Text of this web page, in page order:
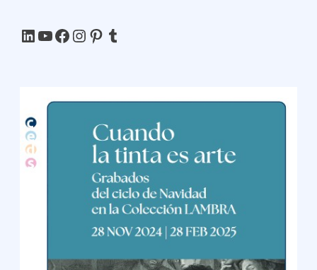
LinkedIn
YouTube
Facebook
Instagram
Pinterest
Tumblr